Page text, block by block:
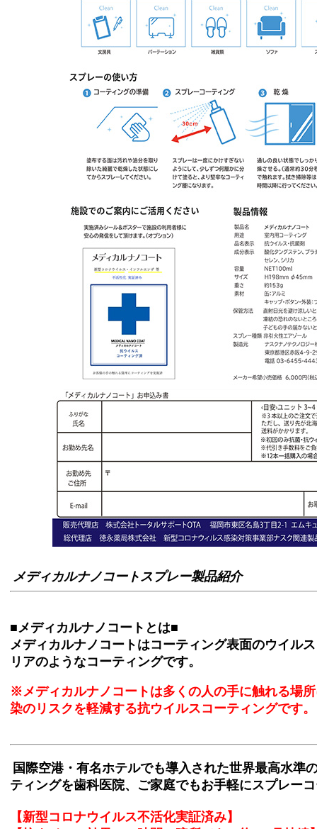
メディカルナノコートスプレー製品紹介
■メディカルナノコートとは■
メディカルナノコートはコーティング表面のウイル
リアのようなコーティングです。
※メディカルナノコートは多くの人の手に触れる場
染のリスクを軽減する抗ウイルスコーティングです。
国際空港・有名ホテルでも導入された世界最高水準
ティングを歯科医院、ご家庭でもお手軽にスプレー
【新型コロナウイルス不活化実証済み】